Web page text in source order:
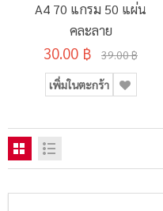
A4 70 แกรม 50 แผ่น
คละลาย
30.00 ฿ 39.00 ฿
เพิ่มในตะกร้า